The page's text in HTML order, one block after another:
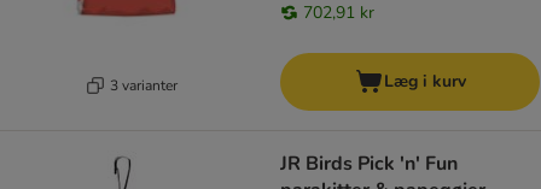
3 varianter
702,91 kr
Læg i kurv
JR Birds Pick 'n' Fun